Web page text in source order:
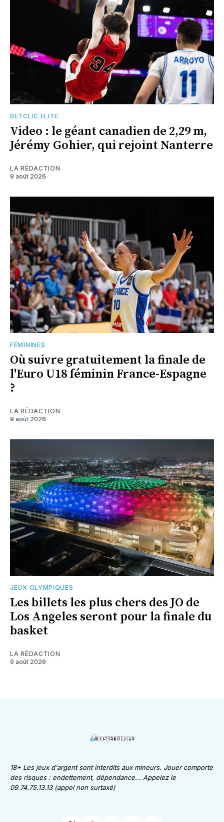
BETCLIC ELITE
Video : le géant canadien de 2,29 m,
Jérémy Gohier, qui rejoint Nanterre
LA RÉDACTION
9 août 2026
FÉMININES
Où suivre gratuitement la finale de
l'Euro U18 féminin France-Espagne
?
LA RÉDACTION
9 août 2026
JEUX OLYMPIQUES
Les billets les plus chers des JO de
Los Angeles seront pour la finale du
basket
LA RÉDACTION
9 août 2026
18+ Les jeux d'argent sont interdits aux mineurs. Jouer comporte
des risques : endettement, dépendance... Appelez le
09.74.75.13.13 (appel non surtaxé)